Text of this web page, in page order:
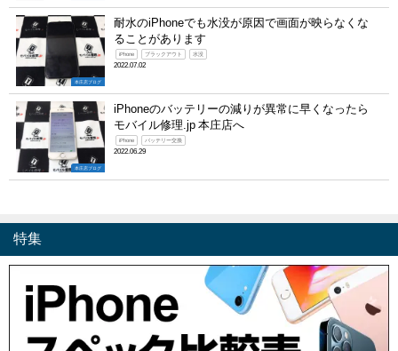
本庄店ブログ
耐水のiPhoneでも水没が原因で画面が映らなくな
ることがあります
iPhone ブラックアウト 水没
2022.07.02
本庄店ブログ
iPhoneのバッテリーの減りが異常に早くなったら
モバイル修理.jp 本庄店へ
iPhone バッテリー交換
2022.06.29
特集